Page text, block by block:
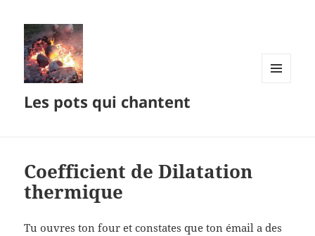
Les pots qui chantent
Coefficient de Dilatation
thermique
Tu ouvres ton four et constates que ton émail a des